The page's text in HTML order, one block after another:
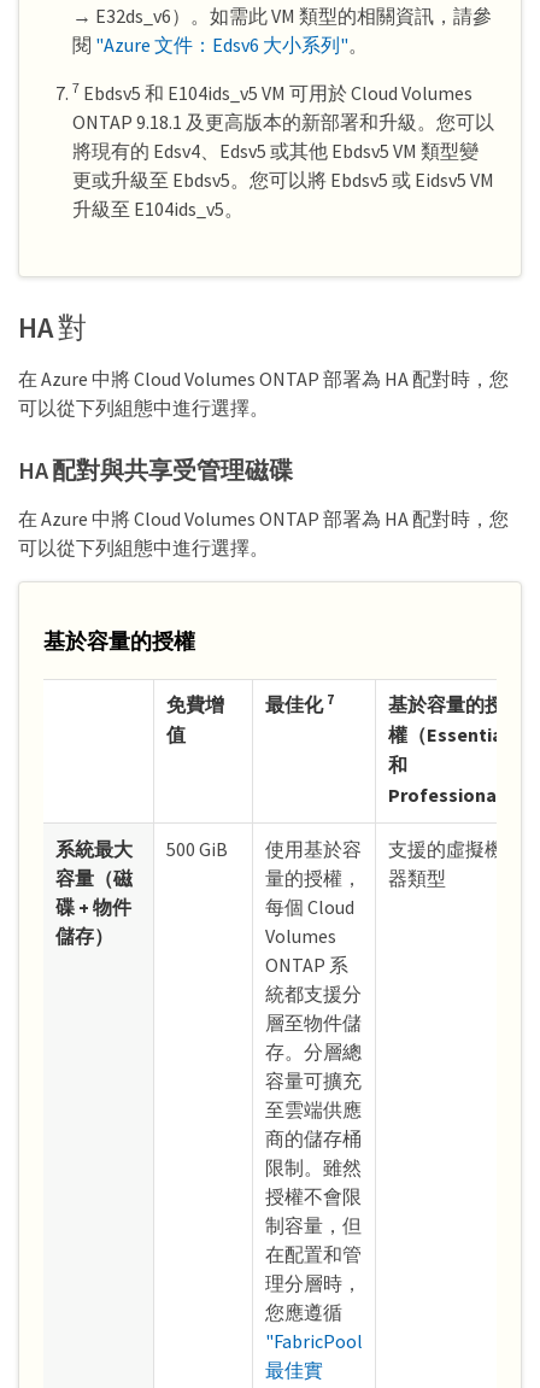
→ E32ds_v6）。如需此 VM 類型的相關資訊，請參
閱 "Azure 文件：Edsv6 大小系列"。
7 Ebdsv5 和 E104ids_v5 VM 可用於 Cloud Volumes
ONTAP 9.18.1 及更高版本的新部署和升級。您可以
將現有的 Edsv4、Edsv5 或其他 Ebdsv5 VM 類型變
更或升級至 Ebdsv5。您可以將 Ebdsv5 或 Eidsv5 VM
升級至 E104ids_v5。
HA 對
在 Azure 中將 Cloud Volumes ONTAP 部署為 HA 配對時，您
可以從下列組態中進行選擇。
HA 配對與共享受管理磁碟
在 Azure 中將 Cloud Volumes ONTAP 部署為 HA 配對時，您
可以從下列組態中進行選擇。
基於容量的授權
免費增
值
最佳化 7
基於容量的授
權（Essentials
和
Professional）
系統最大
容量（磁
碟 + 物件
儲存）
500 GiB
使用基於容
量的授權，
每個 Cloud
Volumes
ONTAP 系
統都支援分
層至物件儲
存。分層總
容量可擴充
至雲端供應
商的儲存桶
限制。雖然
授權不會限
制容量，但
在配置和管
理分層時，
您應遵循
"FabricPool
最佳實
支援的虛擬機
器類型